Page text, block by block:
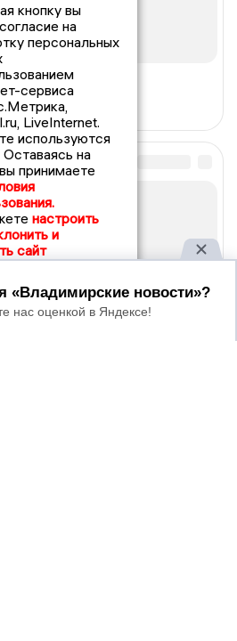
кнопку вы
на
персональных
сервиса
LiveInternet.
используются
на
принимаете
настроить
и
сайт